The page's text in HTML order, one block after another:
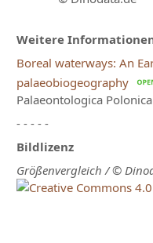
Weitere
Boreal waterways: An
palaeobiogeography
Palaeontologica
- - - - -
Bildlizenz
Größenvergleich / ©